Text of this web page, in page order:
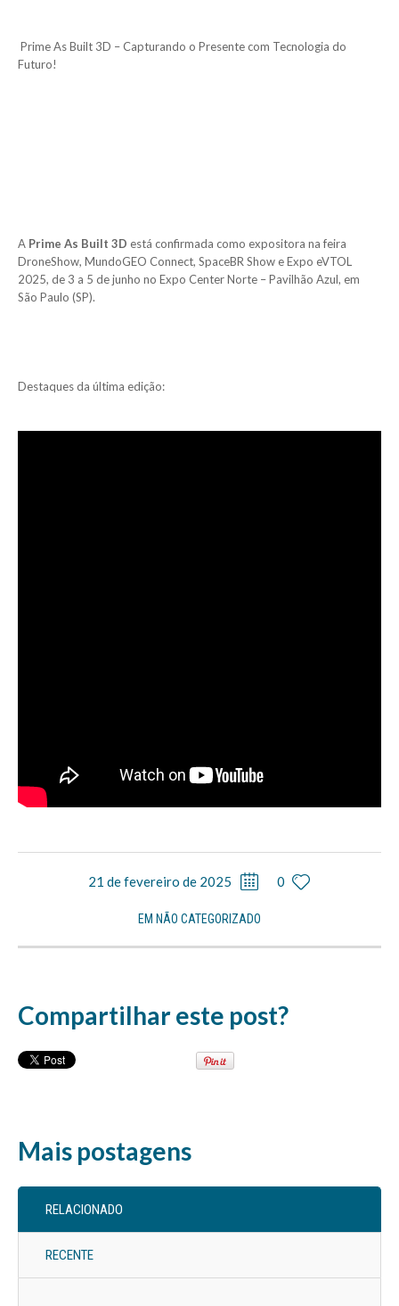
Prime As Built 3D – Capturando o Presente com Tecnologia do
Futuro!
A Prime As Built 3D está confirmada como expositora na feira
DroneShow, MundoGEO Connect, SpaceBR Show e Expo eVTOL
2025, de 3 a 5 de junho no Expo Center Norte – Pavilhão Azul, em
São Paulo (SP).
Destaques da última edição:
21 de fevereiro de 2025 0
EM NÃO CATEGORIZADO
Compartilhar este post?
Mais postagens
RELACIONADO
RECENTE